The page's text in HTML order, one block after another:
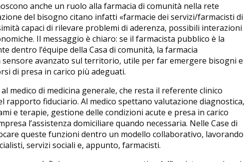
anche un ruolo alla farmacia di comunità nella rete
del bisogno citano infatti «farmacie dei servizi/farmacisti di
capaci di rilevare problemi di aderenza, possibili interazioni
Il messaggio è chiaro: se il farmacista pubblico è la
dentro l’équipe della Casa di comunità, la farmacia
avanzato sul territorio, utile per far emergere bisogni e
di presa in carico più adeguati.
medico di medicina generale, che resta il referente clinico
rapporto fiduciario. Al medico spettano valutazione diagnostica,
e terapie, gestione delle condizioni acute e presa in carico
l’assistenza domiciliare quando necessaria. Nelle Case di
queste funzioni dentro un modello collaborativo, lavorando
servizi sociali e, appunto, farmacisti.